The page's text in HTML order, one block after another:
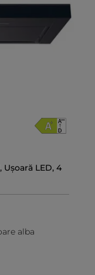
LED, 4
alba